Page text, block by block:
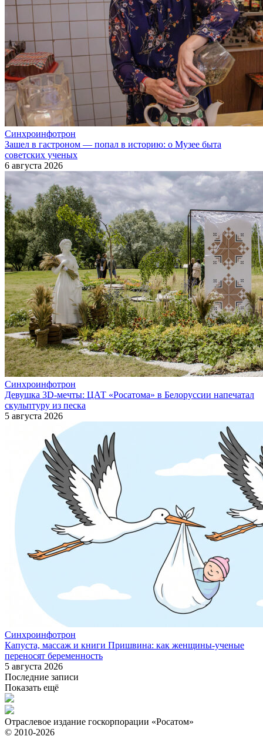
Синхроинфотрон
Зашел в гастроном — попал в историю: о Музее быта
советских ученых
6 августа 2026
Синхроинфотрон
Девушка 3D-мечты: ЦАТ «Росатома» в Белоруссии напечатал
скульптуру из песка
5 августа 2026
Синхроинфотрон
Капуста, массаж и книги Пришвина: как женщины-ученые
переносят беременность
5 августа 2026
Последние записи
Показать ещё
Отраслевое издание госкорпорации «Росатом»
© 2010-2026